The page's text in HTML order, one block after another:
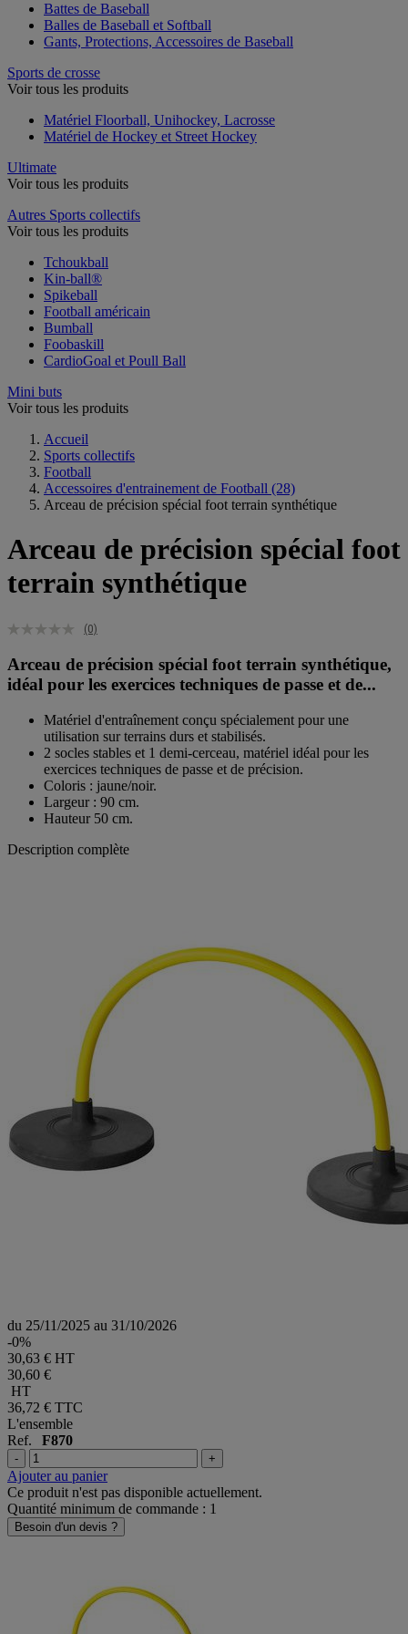
Battes de Baseball
Balles de Baseball et Softball
Gants, Protections, Accessoires de Baseball
Sports de crosse
Voir tous les produits
Matériel Floorball, Unihockey, Lacrosse
Matériel de Hockey et Street Hockey
Ultimate
Voir tous les produits
Autres Sports collectifs
Voir tous les produits
Tchoukball
Kin-ball®
Spikeball
Football américain
Bumball
Foobaskill
CardioGoal et Poull Ball
Mini buts
Voir tous les produits
Accueil
Sports collectifs
Football
Accessoires d'entrainement de Football (28)
Arceau de précision spécial foot terrain synthétique
Arceau de précision spécial foot
terrain synthétique
(0)
Arceau de précision spécial foot terrain synthétique,
idéal pour les exercices techniques de passe et de...
Matériel d'entraînement conçu spécialement pour une
utilisation sur terrains durs et stabilisés.
2 socles stables et 1 demi-cerceau, matériel idéal pour les
exercices techniques de passe et de précision.
Coloris : jaune/noir.
Largeur : 90 cm.
Hauteur 50 cm.
Description complète
du 25/11/2025 au 31/10/2026
-0%
30,63 € HT
30,60 €
HT
36,72 € TTC
L'ensemble
Ref. F870
- +
Ajouter au panier
Ce produit n'est pas disponible actuellement.
Quantité minimum de commande : 1
Besoin d'un devis ?